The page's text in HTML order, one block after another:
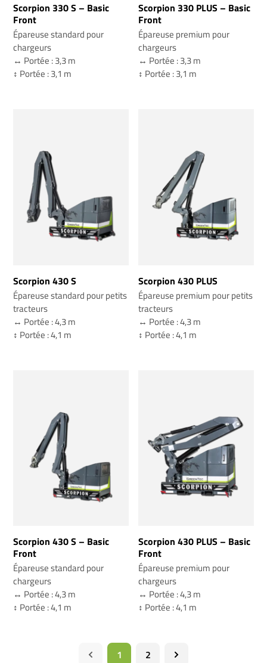
Scorpion 330 S – Basic
Front
Épareuse standard pour
chargeurs
↔️ Portée : 3,3 m
↕️ Portée : 3,1 m
Scorpion 330 PLUS – Basic
Front
Épareuse premium pour
chargeurs
↔️ Portée : 3,3 m
↕️ Portée : 3,1 m
Scorpion 430 S
Épareuse standard pour petits
tracteurs
↔️ Portée : 4,3 m
↕️ Portée : 4,1 m
Scorpion 430 PLUS
Épareuse premium pour petits
tracteurs
↔️ Portée : 4,3 m
↕️ Portée : 4,1 m
Scorpion 430 S – Basic
Front
Épareuse standard pour
chargeurs
↔️ Portée : 4,3 m
↕️ Portée : 4,1 m
Scorpion 430 PLUS – Basic
Front
Épareuse premium pour
chargeurs
↔️ Portée : 4,3 m
↕️ Portée : 4,1 m
1 2